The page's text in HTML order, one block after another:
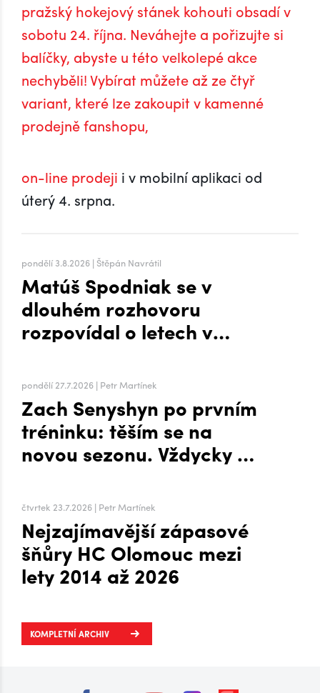
pražský hokejový stánek kohouti obsadí v
sobotu 24. října. Neváhejte a pořizujte si
balíčky, abyste u této velkolepé akce
nechyběli! Vybírat můžete až ze čtyř
variant, které lze zakoupit v kamenné
prodejně fanshopu,
on-line prodeji i v mobilní aplikaci od
úterý 4. srpna.
pondělí 3.8.2026 | Štěpán Navrátil
Matúš Spodniak se v
dlouhém rozhovoru
rozpovídal o letech v
pondělí 27.7.2026 | Petr Martínek
Zach Senyshyn po prvním
tréninku: těším se na
novou sezonu. Vždycky mi
zima, říká o Plechárně
čtvrtek 23.7.2026 | Petr Martínek
Nejzajímavější zápasové
šňůry HC Olomouc mezi
lety 2014 až 2026
KOMPLETNÍ ARCHIV